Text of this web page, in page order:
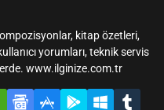
kitap özetleri,
yorumları, teknik servis
www.ilginize.com.tr